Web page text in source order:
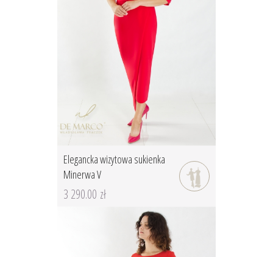
Elegancka wizytowa sukienka
Minerwa V
3 290.00 zł